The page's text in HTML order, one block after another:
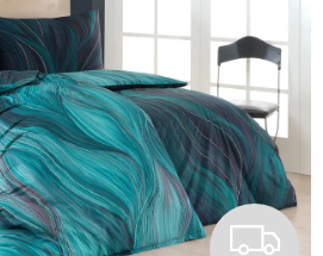
Z